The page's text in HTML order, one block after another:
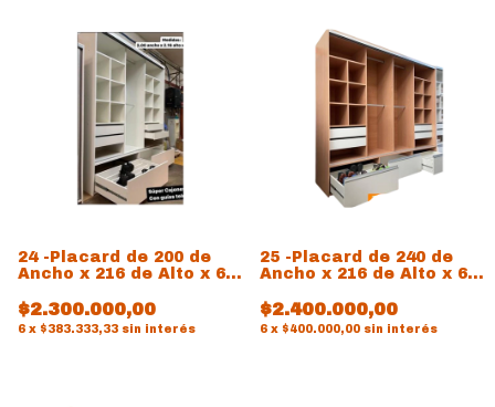
24 -Placard de 200 de
Ancho x 216 de Alto x 60
$2.300.000,00
6 x $383.333,33 sin interés
25 -Placard de 240 de
Ancho x 216 de Alto x 60
$2.400.000,00
6 x $400.000,00 sin interés